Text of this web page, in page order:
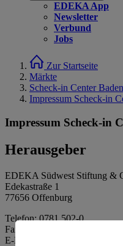
EDEKA App
Newsletter
Verbund
Jobs
Zur Startseite
Märkte
Scheck-in Center
Impressum Scheck-in
Impressum Scheck-in
Herausgeber
EDEKA Südwest Stiftung &
Edekastraße 1
77656 Offenburg
Telefon: 0781 502-0
Fax: 0781 502-6180
E-Mail: